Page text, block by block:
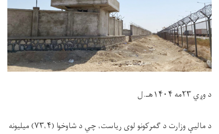
د وږي ۲۳مه ۱۴۰۴هـ.ل
د مالیې وزارت د ګمرکونو لوی ریاست، چي د شاوخوا (۷۳،۴) میلیونه